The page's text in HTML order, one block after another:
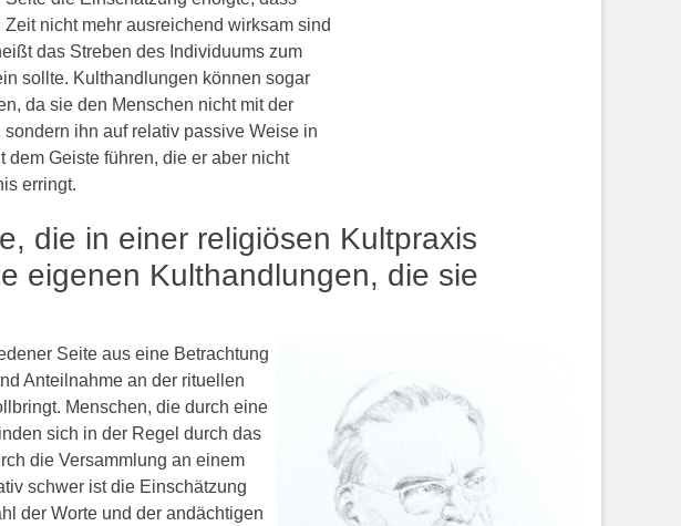
nicht mehr ausreichend wirksam sind
das Streben des Individuums zum
sollte. Kulthandlungen können sogar
da sie den Menschen nicht mit der
ihn auf relativ passive Weise in
Geiste führen, die er aber nicht
erringt.
die in einer religiösen Kultpraxis
eigenen Kulthandlungen, die sie
Seite aus eine Betrachtung
Anteilnahme an der rituellen
Menschen, die durch eine
sich in der Regel durch das
die Versammlung an einem
schwer ist die Einschätzung
der Worte und der andächtigen